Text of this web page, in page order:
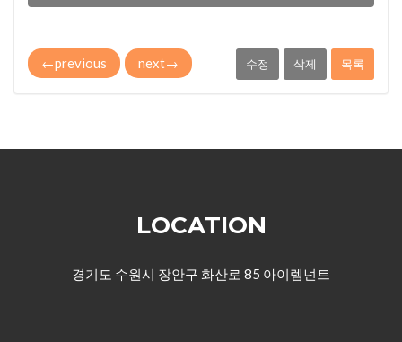
←previous next→ 수정 삭제 목록
LOCATION
경기도 수원시 장안구 화산로 85 아이렘넌트